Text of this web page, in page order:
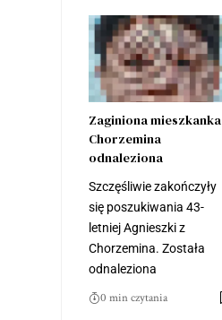
Zaginiona mieszkanka
Chorzemina
odnaleziona
Szczęśliwie zakończyły
się poszukiwania 43-
letniej Agnieszki z
Chorzemina. Została
odnaleziona
0 min czytania